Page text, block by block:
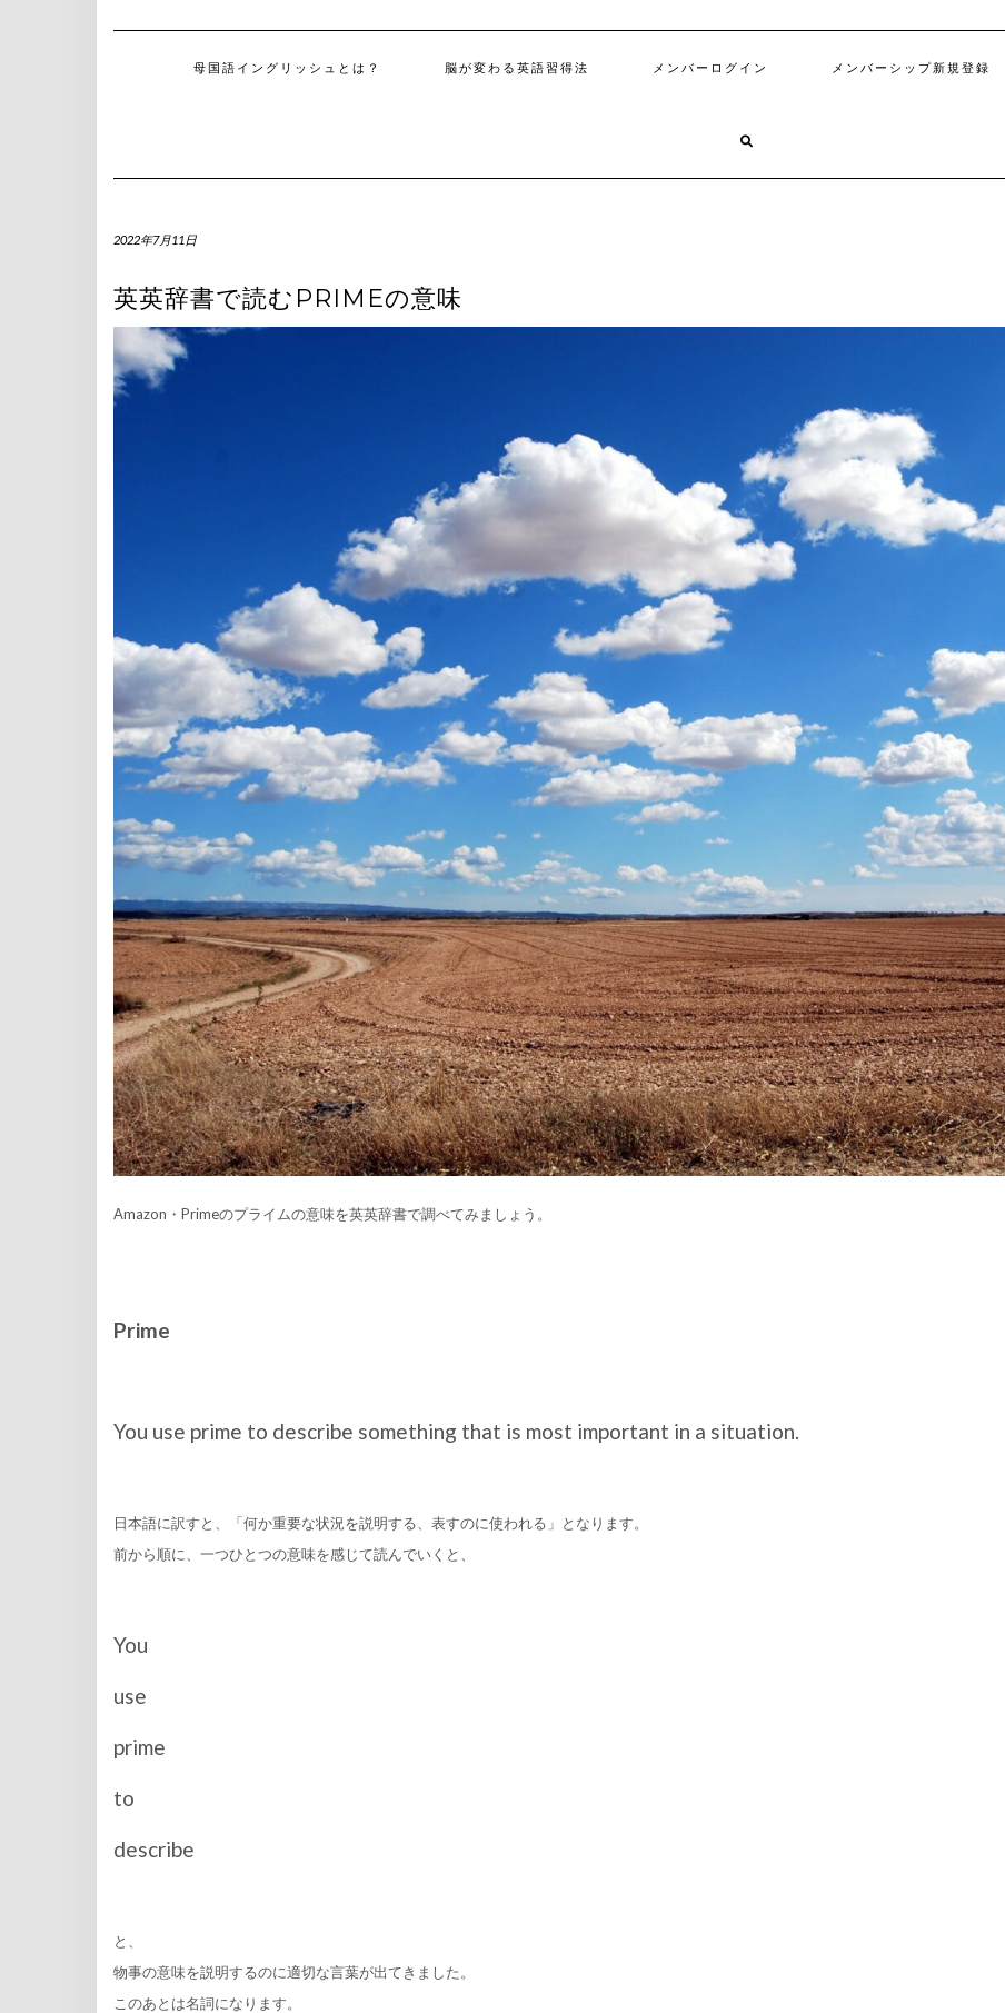
母国語イングリッシュとは？ 脳が変わる英語習得法 メンバーログイン メンバーシップ新規登録
2022年7月11日
英英辞書で読むPRIMEの意味
Amazon・Primeのプライムの意味を英英辞書で調べてみましょう。
Prime
You use prime to describe something that is most important in a situation.
日本語に訳すと、「何か重要な状況を説明する、表すのに使われる」となります。
前から順に、一つひとつの意味を感じて読んでいくと、
You
use
prime
to
describe
と、
物事の意味を説明するのに適切な言葉が出てきました。
このあとは名詞になります。